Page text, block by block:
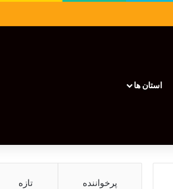
استان ها
پرخواننده تازه